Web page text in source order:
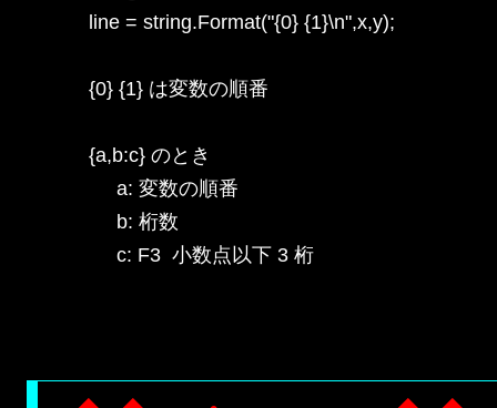
    line = string.Format("{0} {1}\n",x,y);
    {0} {1} は変数の順番
    {a,b:c} のとき
         a: 変数の順番
         b: 桁数
         c: F3  小数点以下 3 桁